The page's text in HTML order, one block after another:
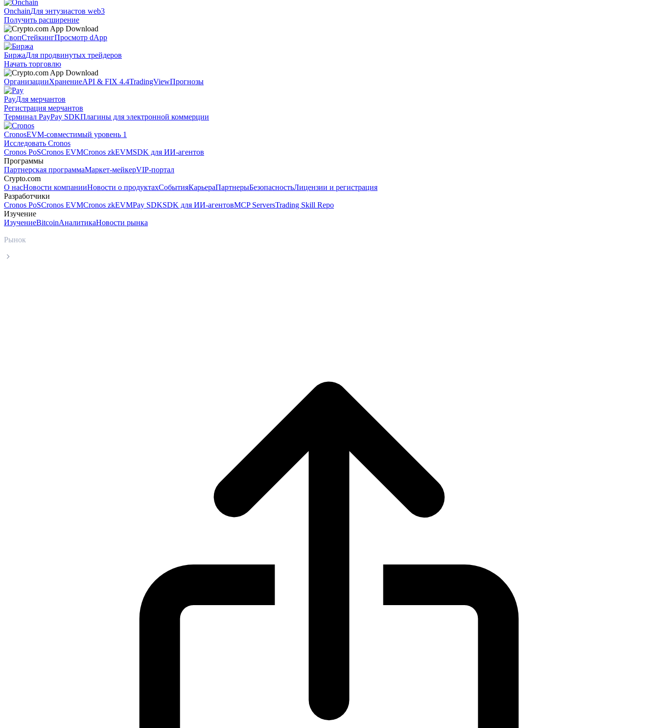
OnchainДля энтузиастов web3
Получить расширение
СвопСтейкингПросмотр dApp
БиржаДля продвинутых трейдеров
Начать торговлю
ОрганизацииХранениеAPI & FIX 4.4TradingViewПрогнозы
PayДля мерчантов
Регистрация мерчантов
Терминал PayPay SDKПлагины для электронной коммерции
CronosEVM-совместимый уровень 1
Исследовать Cronos
Cronos PoSCronos EVMCronos zkEVMSDK для ИИ-агентов
Программы
Партнерская программаМаркет-мейкерVIP-портал
Crypto.com
О насНовости компанииНовости о продуктахСобытияКарьераПартнерыБезопасностьЛицензии и регистрация
Разработчики
Cronos PoSCronos EVMCronos zkEVMPay SDKSDK для ИИ-агентовMCP ServersTrading Skill Repo
Изучение
ИзучениеBitcoinАналитикаНовости рынка
Рынок